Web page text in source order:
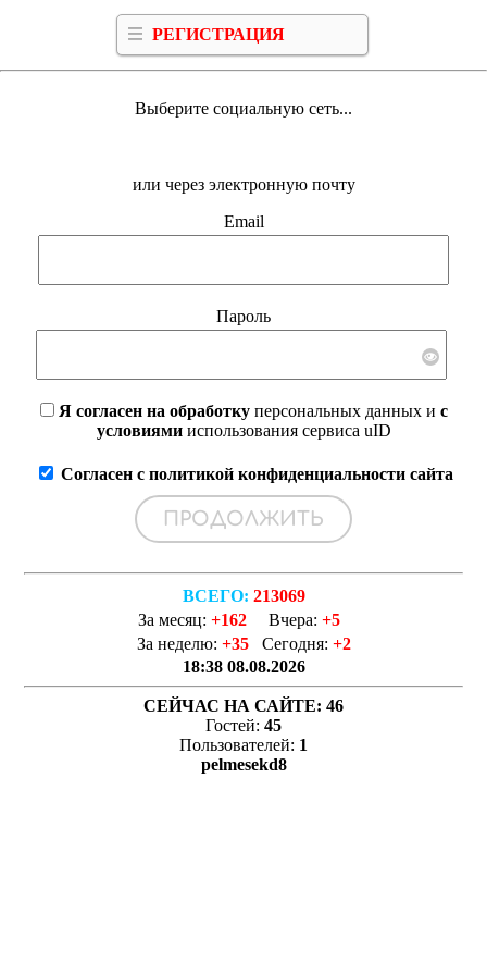
РЕГИСТРАЦИЯ
Выберите социальную сеть...
или через электронную почту
Email
Пароль
Я согласен на обработкуперсональных данных и с
условиямииспользования сервиса uID
Согласен с политикой конфиденциальности сайта
ВСЕГО: 213069
За месяц: +162 Вчера: +5
За неделю: +35 Сегодня: +2
18:38 08.08.2026
СЕЙЧАС НА САЙТЕ: 46
Гостей: 45
Пользователей: 1
pelmesekd8